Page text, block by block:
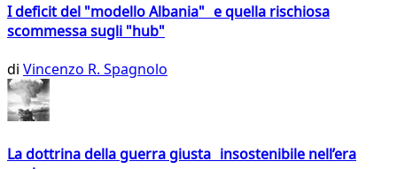
I deficit del "modello Albania" e quella rischiosa
scommessa sugli "hub"
di Vincenzo R. Spagnolo
La dottrina della guerra giusta insostenibile nell’era